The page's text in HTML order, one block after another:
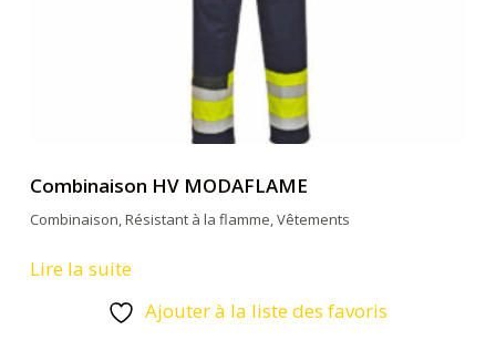
Combinaison HV MODAFLAME
Combinaison,Résistant à la flamme,Vêtements
Lire la suite
Ajouter à la liste des favoris